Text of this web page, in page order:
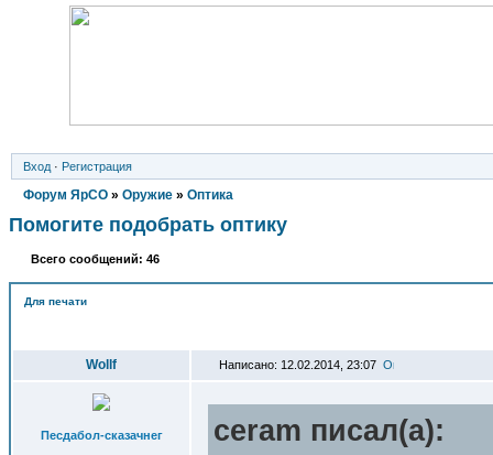
Вход · Регистрация
Форум ЯрСО » Оружие » Оптика
Помогите подобрать оптику
Всего сообщений: 46
Для печати
Wollf Написано: 12.02.2014, 23:07
Песдабол-сказачнег ceram писал(a):